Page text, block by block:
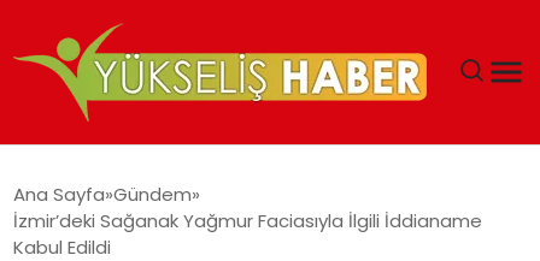
MALIYETLERINI AZALTIYOR’
Ana Sayfa Gündem
İzmir’deki Sağanak Yağmur Faciasıyla İlgili İddianame
Kabul Edildi